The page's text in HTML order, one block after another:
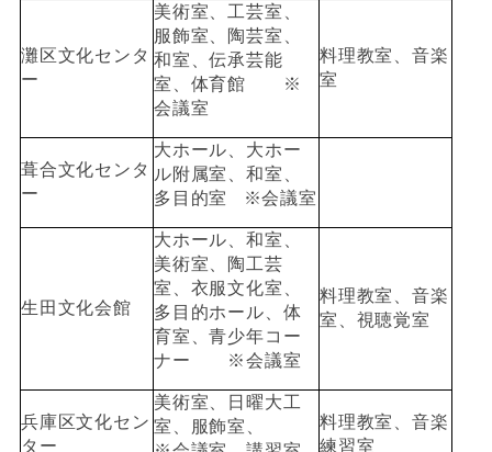
灘区文化センタ
ー
美術室、工芸室、
服飾室、陶芸室、
和室、伝承芸能
室、体育館 ※
会議室
料理教室、音楽
室
葺合文化センタ
ー
大ホール、大ホー
ル附属室、和室、
多目的室
※会議室
生田文化会館
大ホール、和室、
美術室、陶工芸
室、衣服文化室、
多目的ホール、体
育室、青少年コー
ナー ※会議室
料理教室、音楽
室、視聴覚室
兵庫区文化セン
ター
美術室、日曜大工
室、服飾室、
料理教室、音楽
練習室